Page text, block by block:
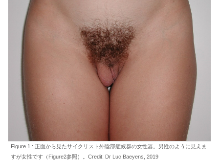
Figure 1 : 正面から見たサイクリスト外陰部症候群の女性器。男性のように見えま
すが女性です（Figure2参照）。Credit: Dr Luc Baeyens, 2019